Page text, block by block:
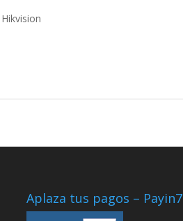
Aplaza tus pagos – Payin7